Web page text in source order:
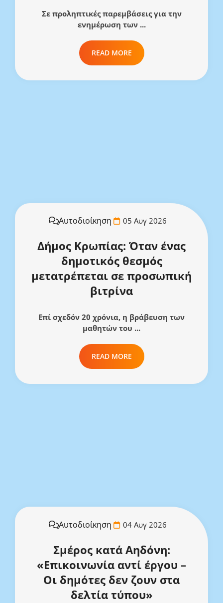
Σε προληπτικές παρεμβάσεις για την
ενημέρωση των ...
READ MORE
Αυτοδιοίκηση 05 Αυγ 2026
Δήμος Κρωπίας: Όταν ένας
δημοτικός θεσμός
μετατρέπεται σε προσωπική
βιτρίνα
Επί σχεδόν 20 χρόνια, η βράβευση των
μαθητών του ...
READ MORE
Αυτοδιοίκηση 04 Αυγ 2026
Σμέρος κατά Αηδόνη:
«Επικοινωνία αντί έργου –
Οι δημότες δεν ζουν στα
δελτία τύπου»